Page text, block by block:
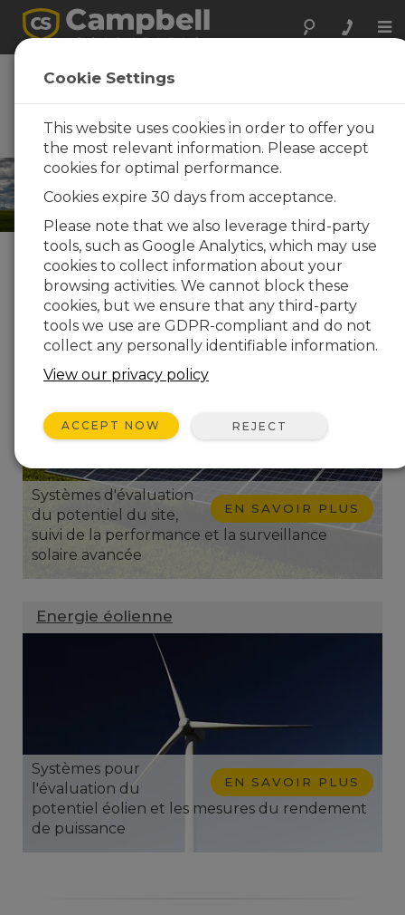
Energie
Les systèmes de mesure et
de contrôle destinés aux
applications dans l'énergie
Choisissez votre solution »
Solutions présentées
Energie solaire
EN SAVOIR PLUS
Systèmes d'évaluation
du potentiel du site,
suivi de la performance et la surveillance
solaire avancée
Energie éolienne
EN SAVOIR PLUS
Systèmes pour
l'évaluation du
potentiel éolien et les mesures du rendement
de puissance
Cookie Settings
This website uses cookies in order to offer you
the most relevant information. Please accept
cookies for optimal performance.
Cookies expire 30 days from acceptance.
Please note that we also leverage third-party
tools, such as Google Analytics, which may use
cookies to collect information about your
browsing activities. We cannot block these
cookies, but we ensure that any third-party
tools we use are GDPR-compliant and do not
collect any personally identifiable information.
View our privacy policy
ACCEPT NOW REJECT